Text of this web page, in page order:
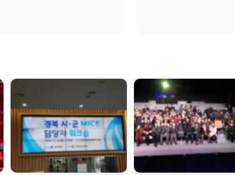
경북시군 마이스 담당
자 워크숍 | 2019. 12.
16
여수 마이스육성포럼 |
2019. 12. 05